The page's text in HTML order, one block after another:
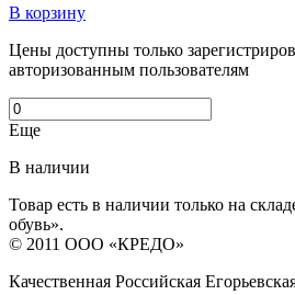
В корзину
Цены доступны только
авторизованным пользователям
Еще
В наличии
Товар есть в наличии только на
обувь».
© 2011 ООО «КРЕДО»
Качественная Российская